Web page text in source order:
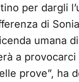
per dargli
di
umana
a
prove”, ha